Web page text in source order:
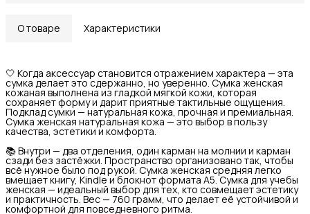
О товаре Характеристики
🤍 Когда аксессуар становится отражением характера — эта
сумка делает это сдержанно, но уверенно. Сумка женская
кожаная выполнена из гладкой мягкой кожи, которая
сохраняет форму и дарит приятные тактильные ощущения.
Подклад сумки — натуральная кожа, прочная и премиальная.
Сумка женская натуральная кожа — это выбор в пользу
качества, эстетики и комфорта.
📚 Внутри — два отделения, один карман на молнии и карман
сзади без застёжки. Пространство организовано так, чтобы
всё нужное было под рукой. Сумка женская средняя легко
вмещает книгу, Kindle и блокнот формата А5. Сумка для учебы
женская — идеальный выбор для тех, кто совмещает эстетику
и практичность. Вес — 760 грамм, что делает её устойчивой и
комфортной для повседневного ритма.